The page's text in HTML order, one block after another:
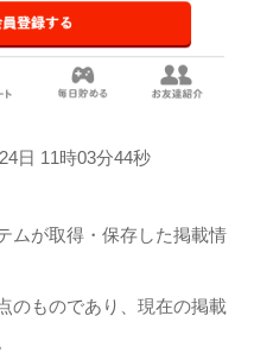
日 11時03分44秒
ムが取得・保存した掲載情
のものであり、現在の掲載